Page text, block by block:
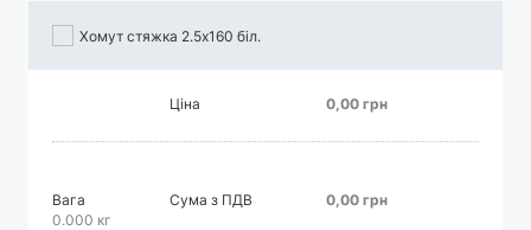
Хомут стяжка 2.5х160 біл.
Ціна 0,00 грн
Вага
0.000 кг
Сума з ПДВ 0,00 грн